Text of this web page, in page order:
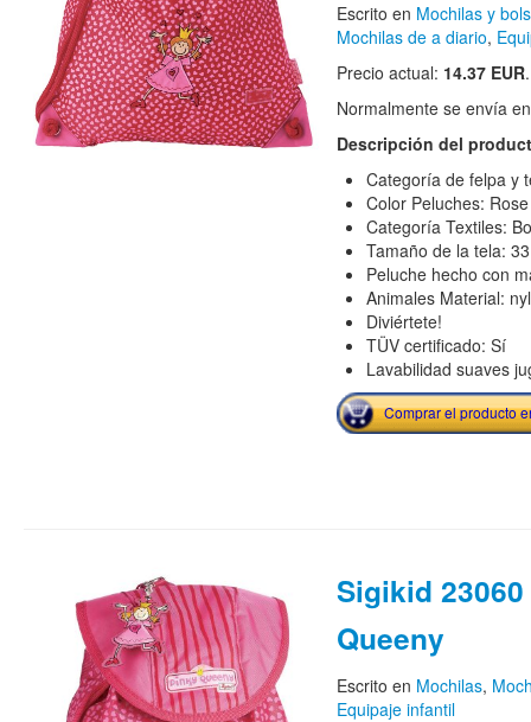
Escrito en Mochilas y
Mochilas de a diario,
Precio actual: 14.37 EUR.
Normalmente se envía
Descripción del
Categoría de felpa y
Color Peluches: Rose
Categoría Textiles:
Tamaño de la tela:
Peluche hecho con
Animales Material:
Diviértete!
TÜV certificado: Sí
Lavabilidad suaves
Comprar el producto
Sigikid
Queeny
Escrito en Mochilas,
Equipaje infantil